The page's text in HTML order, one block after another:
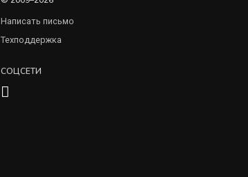
Написать письмо
Техподдержка
СОЦСЕТИ